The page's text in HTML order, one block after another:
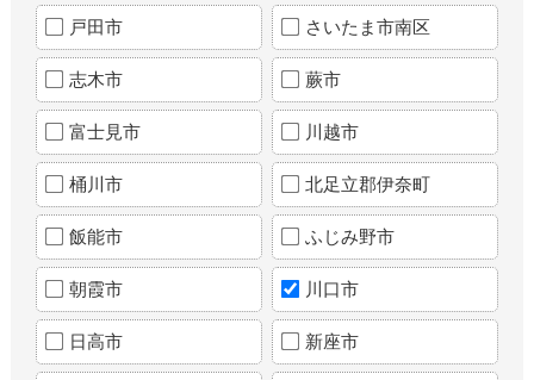
戸田市 さいたま市南区
志木市 蕨市
富士見市 川越市
桶川市 北足立郡伊奈町
飯能市 ふじみ野市
朝霞市 川口市
日高市 新座市